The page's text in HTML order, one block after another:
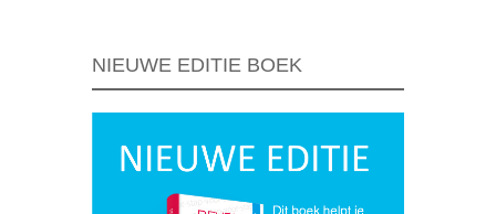
NIEUWE EDITIE BOEK